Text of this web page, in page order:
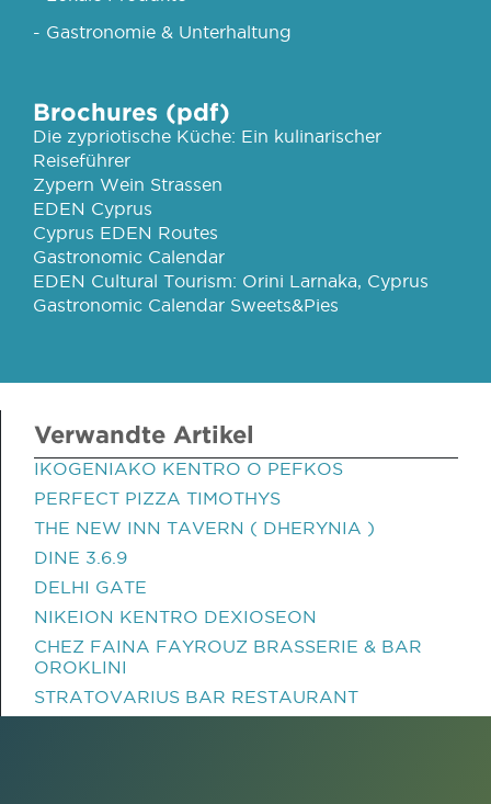
- Gastronomie & Unterhaltung
Brochures (pdf)
Die zypriotische Küche: Ein kulinarischer
Reiseführer
Zypern Wein Strassen
EDEN Cyprus
Cyprus EDEN Routes
Gastronomic Calendar
EDEN Cultural Tourism: Orini Larnaka, Cyprus
Gastronomic Calendar Sweets&Pies
Verwandte Artikel
IKOGENIAKO KENTRO O PEFKOS
PERFECT PIZZA TIMOTHYS
THE NEW INN TAVERN ( DHERYNIA )
DINE 3.6.9
DELHI GATE
NIKEION KENTRO DEXIOSEON
CHEZ FAINA FAYROUZ BRASSERIE & BAR
OROKLINI
STRATOVARIUS BAR RESTAURANT